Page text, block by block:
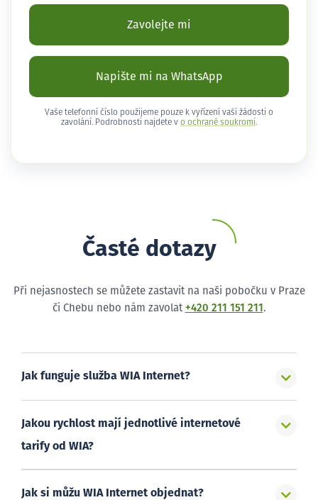
Zavolejte mi
Napište mi na WhatsApp
Vaše telefonní číslo použijeme pouze k vyřízení vaší žádosti o
zavolání. Podrobnosti najdete v o ochraně soukromí .
Časté dotazy
Při nejasnostech se můžete zastavit na naši pobočku v Praze
či Chebu nebo nám zavolat +420 211 151 211 .
Jak funguje služba WIA Internet?
Jakou rychlost mají jednotlivé internetové
tarify od WIA?
Jak si můžu WIA Internet objednat?